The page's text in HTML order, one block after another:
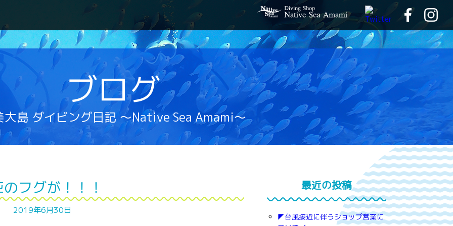
ブログ
大島 ダイビング日記 ～Native Sea Amami～
フグが！！！
2019年6月30日
最近の投稿
◤台風接近に伴うショップ営業に